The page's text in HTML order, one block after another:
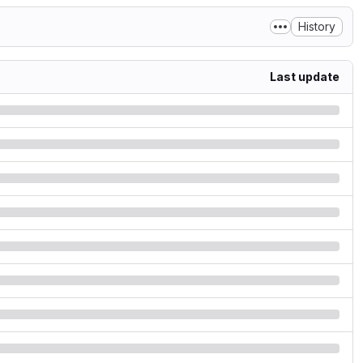
History
Last update